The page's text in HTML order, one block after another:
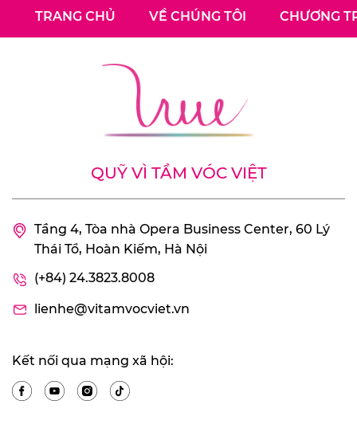
TRANG CHỦ VỀ CHÚNG TÔI CHƯƠNG
QUỸ VÌ TẦM VÓC VIỆT
Tầng 4, Tòa nhà Opera Business Center, 60 Lý
Thái Tổ, Hoàn Kiếm, Hà Nội
(+84) 24.3823.8008
lienhe@vitamvocviet.vn
Kết nối qua mạng xã hội: